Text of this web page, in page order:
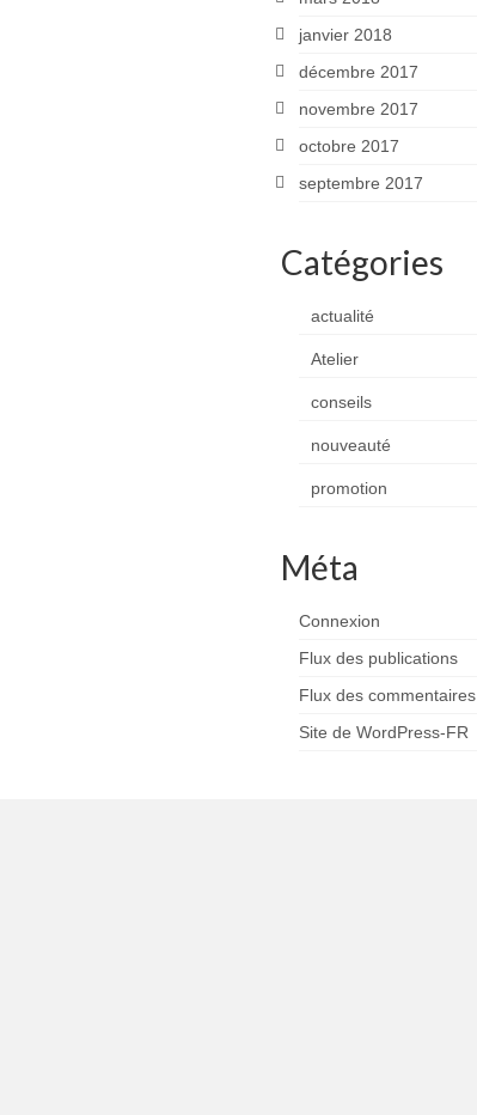
janvier 2018
décembre 2017
novembre 2017
octobre 2017
septembre 2017
Catégories
actualité
Atelier
conseils
nouveauté
promotion
Méta
Connexion
Flux des publications
Flux des commentaires
Site de WordPress-FR